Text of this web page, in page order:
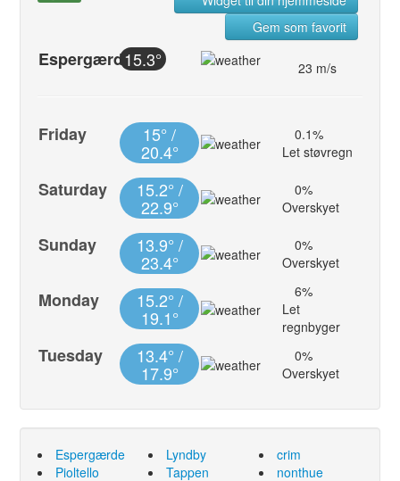
Gem som favorit
Espergærde15.3° 23 m/s
Friday 15° /
20.4°
0.1%
Let støvregn
Saturday 15.2° /
22.9°
0%
Overskyet
Sunday 13.9° /
23.4°
0%
Overskyet
Monday 15.2° /
19.1°
6%
Let
regnbyger
Tuesday 13.4° /
17.9°
0%
Overskyet
Espergærde
Pioltello
Lyndby
Tappen
crim
nonthue